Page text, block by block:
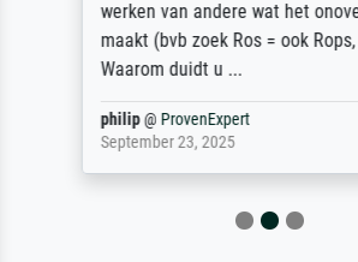
werken van andere wat het
maakt (bvb zoek Ros = ook
Waarom duidt u ...
philip@ ProvenExpert
September 23, 2025